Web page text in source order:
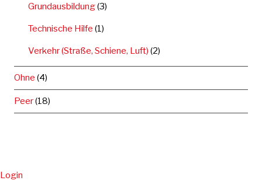
Grundausbildung(3)
Technische Hilfe (1)
Verkehr (Straße, Schiene, Luft) (2)
Ohne (4)
Peer(18)
Login